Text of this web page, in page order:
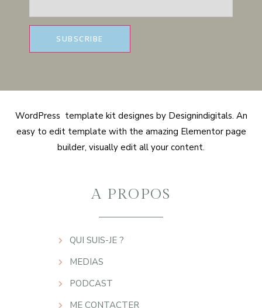
WordPress template kit designes by Designindigitals. An
easy to edit template with the amazing Elementor page
builder, visually edit all your content.
A PROPOS
QUI SUIS-JE ?
MEDIAS
PODCAST
ME CONTACTER